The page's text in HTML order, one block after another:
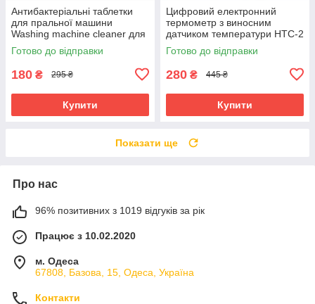
Антибактеріальні таблетки
для пральної машини
Washing machine cleaner для
чищення та профілактики
накипу 12шт
Готово до відправки
180 ₴ 295 ₴
Купити
Цифровий електронний
термометр з виносним
датчиком температури HTC-2
термогігрометр з дисплеєм
кімнатний
Готово до відправки
280 ₴ 445 ₴
Купити
Показати ще
Про нас
96% позитивних з 1019 відгуків за рік
Працює з 10.02.2020
м. Одеса
67808, Базова, 15, Одеса, Україна
Контакти